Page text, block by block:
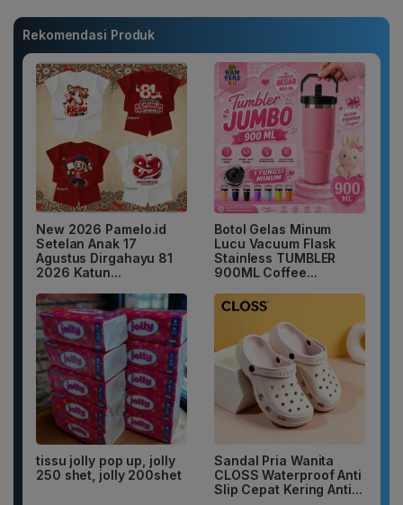
Rekomendasi Produk
New 2026 Pamelo.id
Setelan Anak 17
Agustus Dirgahayu 81
2026 Katun...
Botol Gelas Minum
Lucu Vacuum Flask
Stainless TUMBLER
900ML Coffee...
tissu jolly pop up, jolly
250 shet, jolly 200shet
Sandal Pria Wanita
CLOSS Waterproof Anti
Slip Cepat Kering Anti...